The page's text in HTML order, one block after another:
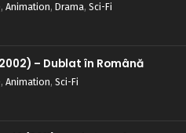
, Animation, Drama, Sci-Fi
– Dublat în Română
, Animation, Sci-Fi